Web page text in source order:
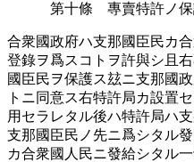
第十條 專賣特許ノ保
合衆國政府ハ支那國臣民カ
登錄ヲ爲スコトヲ許與シ且
國臣民ヲ保護ス玆ニ支那國
トニ同意ス右特許局カ設置
用セラレタル後ハ特許局ハ
支那國臣民ノ先ニ爲シタル
カ合衆國人民ニ發給シタル